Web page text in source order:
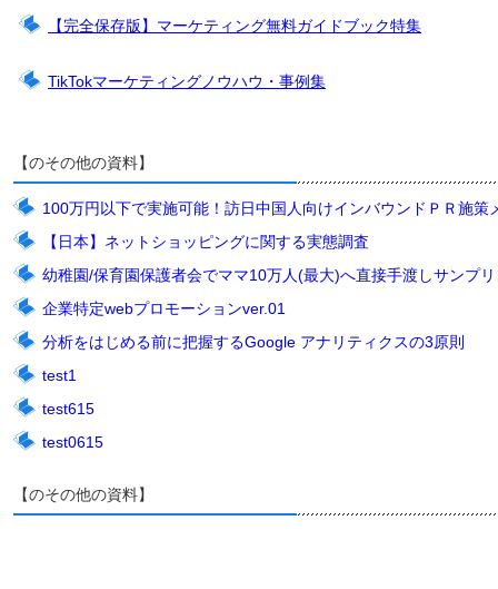
【完全保存版】マーケティング無料ガイドブック特集
TikTokマーケティングノウハウ・事例集
【のその他の資料】
100万円以下で実施可能！訪日中国人向けインバウンドＰＲ施策
【日本】ネットショッピングに関する実態調査
幼稚園/保育園保護者会でママ10万人(最大)へ直接手渡しサンプ
企業特定webプロモーションver.01
分析をはじめる前に把握するGoogle アナリティクスの3原則
test1
test615
test0615
【のその他の資料】